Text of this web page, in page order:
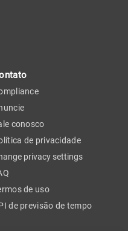
conosco
de privacidade
privacy settings
de uso
de previsão de tempo